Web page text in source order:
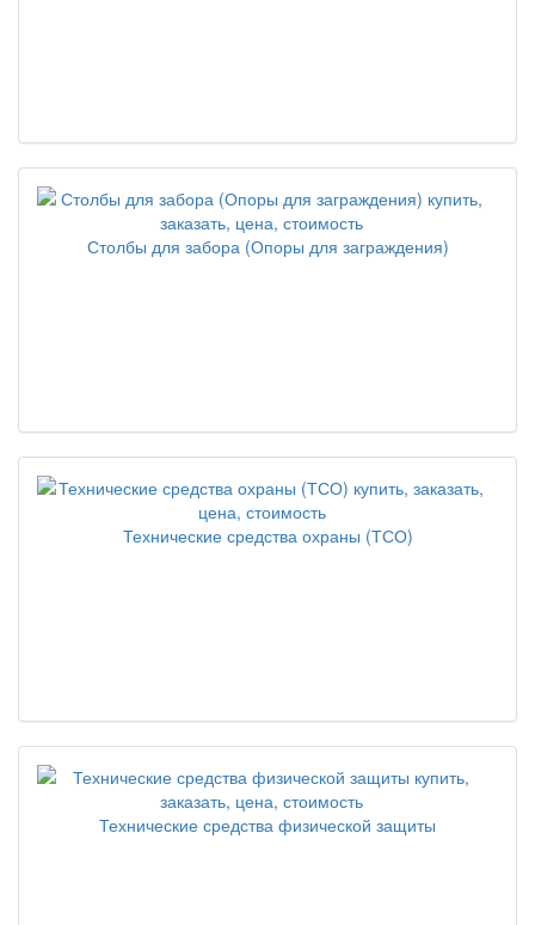
Столбы для забора (Опоры для заграждения)
Технические средства охраны (ТСО)
Технические средства физической защиты